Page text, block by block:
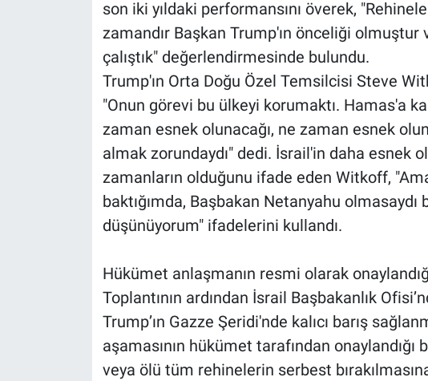
son iki yıldaki performansını överek,
zamandır Başkan Trump'ın önceliği
çalıştık" değerlendirmesinde bulundu.
Trump'ın Orta Doğu Özel Temsilcisi Steve
"Onun görevi bu ülkeyi korumaktı. Hamas'a
zaman esnek olunacağı, ne zaman esnek
almak zorundaydı" dedi. İsrail'in daha esnek
zamanların olduğunu ifade eden Witkoff,
baktığımda, Başbakan Netanyahu
düşünüyorum" ifadelerini kullandı.
Hükümet anlaşmanın resmi olarak
Toplantının ardından İsrail Başbakanlık
Trump’ın Gazze Şeridi'nde kalıcı barış
aşamasının hükümet tarafından
veya ölü tüm rehinelerin serbest